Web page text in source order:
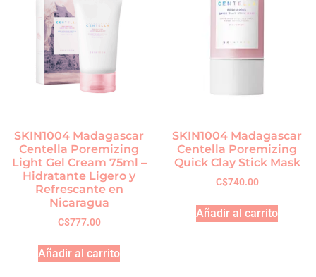
SKIN1004 Madagascar
Centella Poremizing
Light Gel Cream 75ml –
Hidratante Ligero y
Refrescante en
Nicaragua
C$777.00
Añadir al carrito
SKIN1004 Madagascar
Centella Poremizing
Quick Clay Stick Mask
C$740.00
Añadir al carrito